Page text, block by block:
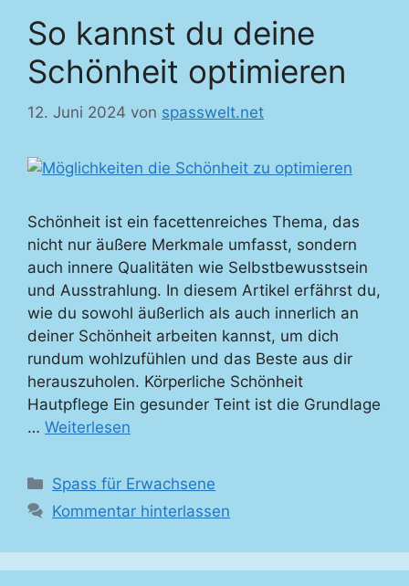
So kannst du deine
Schönheit optimieren
12. Juni 2024 von spasswelt.net
Schönheit ist ein facettenreiches Thema, das
nicht nur äußere Merkmale umfasst, sondern
auch innere Qualitäten wie Selbstbewusstsein
und Ausstrahlung. In diesem Artikel erfährst du,
wie du sowohl äußerlich als auch innerlich an
deiner Schönheit arbeiten kannst, um dich
rundum wohlzufühlen und das Beste aus dir
herauszuholen. Körperliche Schönheit
Hautpflege Ein gesunder Teint ist die Grundlage
… Weiterlesen
Kategorien
Spass für Erwachsene
Kommentar hinterlassen